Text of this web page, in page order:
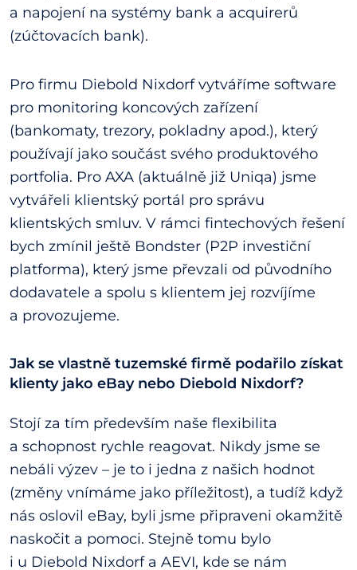
a napojení na systémy bank a acquirerů
(zúčtovacích bank).
Pro firmu Diebold Nixdorf vytváříme software
pro monitoring koncových zařízení
(bankomaty, trezory, pokladny apod.), který
používají jako součást svého produktového
portfolia. Pro AXA (aktuálně již Uniqa) jsme
vytvářeli klientský portál pro správu
klientských smluv. V rámci fintechových řešení
bych zmínil ještě Bondster (P2P investiční
platforma), který jsme převzali od původního
dodavatele a spolu s klientem jej rozvíjíme
a provozujeme.
Jak se vlastně tuzemské firmě podařilo získat
klienty jako eBay nebo Diebold Nixdorf?
Stojí za tím především naše flexibilita
a schopnost rychle reagovat. Nikdy jsme se
nebáli výzev – je to i jedna z našich hodnot
(změny vnímáme jako příležitost), a tudíž když
nás oslovil eBay, byli jsme připraveni okamžitě
naskočit a pomoci. Stejně tomu bylo
i u Diebold Nixdorf a AEVI, kde se nám